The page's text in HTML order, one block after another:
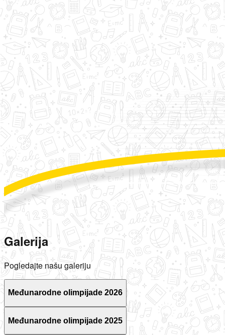
Galerija
Pogledajte našu galeriju
Međunarodne olimpijade 2026
Međunarodne olimpijade 2025